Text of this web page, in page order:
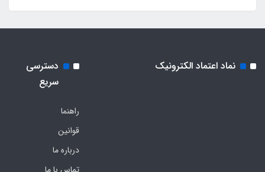
نماد اعتماد الکترونیک
دسترسی
سریع
راهنما
قوانین
درباره ما
تماس با ما